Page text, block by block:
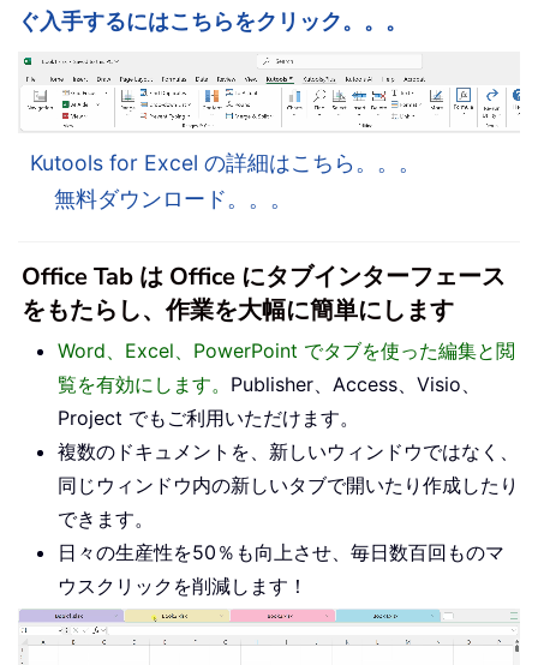
ぐ入手するにはこちらをクリック。。。
Kutools for Excel の詳細はこちら。。。
無料ダウンロード。。。
Office Tab は Office にタブインターフェース
をもたらし、作業を大幅に簡単にします
Word、Excel、PowerPoint でタブを使った編集と閲
覧を有効にします。 Publisher、Access、Visio、
Project でもご利用いただけます。
複数のドキュメントを、新しいウィンドウではなく、
同じウィンドウ内の新しいタブで開いたり作成したり
できます。
日々の生産性を50％も向上させ、毎日数百回ものマ
ウスクリックを削減します！